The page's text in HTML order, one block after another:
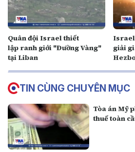
Quân đội Israel thiết
lập ranh giới "Đường Vàng"
tại Liban
Israel
giải
TIN CÙNG CHUYÊN MỤC
Tòa án Mỹ
thuế toàn